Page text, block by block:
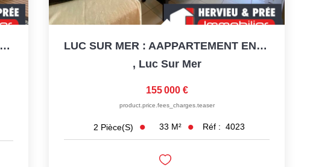
Appartement 3 Pièce(s) 44.58 M2 EN FRONT DE MER À Luc Sur...
LUC SUR MER : AAPPARTEMENT EN REZ-DE-JARDIN
, Luc Sur Mer
155 000 €
product.price.fees_charges.teaser
2 Pièce(s) 33 M² Réf : 4023